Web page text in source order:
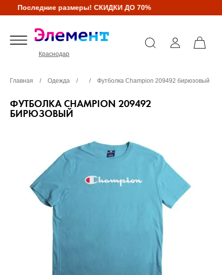
Последние размеры! СКИДКИ ДО 70%
Краснодар
Главная / Одежда / / Футболка Champion 209492 бирюзовый
ФУТБОЛКА CHAMPION 209492
БИРЮЗОВЫЙ